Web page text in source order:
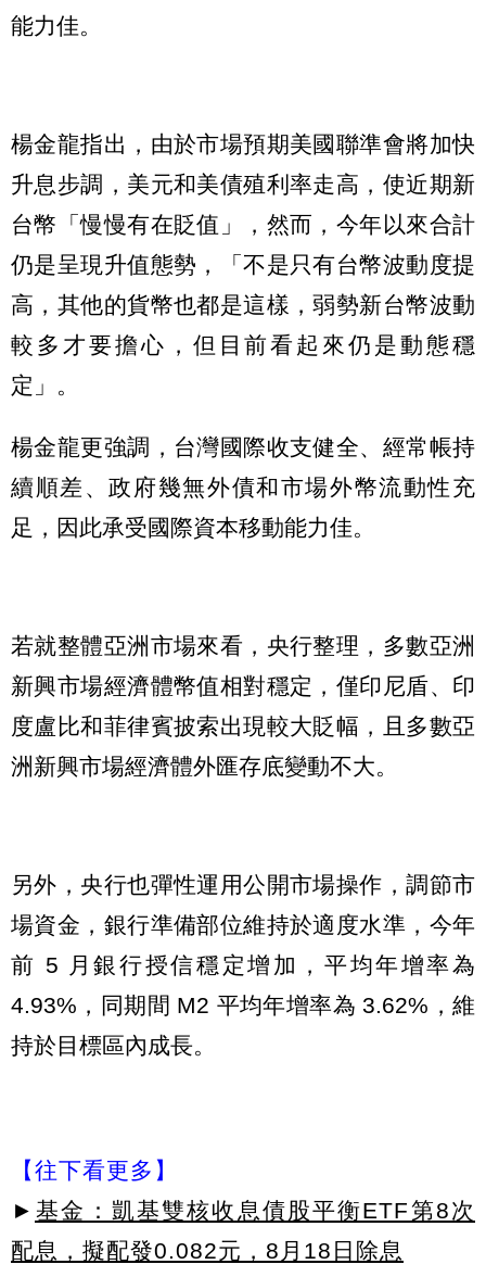
能力佳。
楊金龍指出，由於市場預期美國聯準會將加快
升息步調，美元和美債殖利率走高，使近期新
台幣「慢慢有在貶值」，然而，今年以來合計
仍是呈現升值態勢，「不是只有台幣波動度提
高，其他的貨幣也都是這樣，弱勢新台幣波動
較多才要擔心，但目前看起來仍是動態穩
定」。
楊金龍更強調，台灣國際收支健全、經常帳持
續順差、政府幾無外債和市場外幣流動性充
足，因此承受國際資本移動能力佳。
若就整體亞洲市場來看，央行整理，多數亞洲
新興市場經濟體幣值相對穩定，僅印尼盾、印
度盧比和菲律賓披索出現較大貶幅，且多數亞
洲新興市場經濟體外匯存底變動不大。
另外，央行也彈性運用公開市場操作，調節市
場資金，銀行準備部位維持於適度水準，今年
前 5 月銀行授信穩定增加，平均年增率為
4.93%，同期間 M2 平均年增率為 3.62%，維
持於目標區內成長。
【往下看更多】
► 基金：凱基雙核收息債股平衡ETF第8次
配息，擬配發0.082元，8月18日除息